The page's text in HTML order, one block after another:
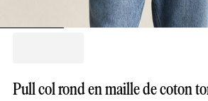
Pull col rond en maille de coton